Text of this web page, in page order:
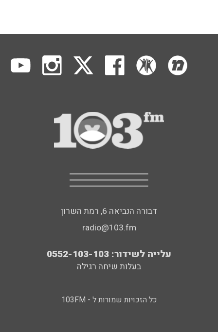
דבורה הנביאה 6, רמת השרון
radio@103.fm
עלייה לשידור: 0552-103-103
בעלות שיחה רגילה
כל הזכויות שמורות ל - 103FM